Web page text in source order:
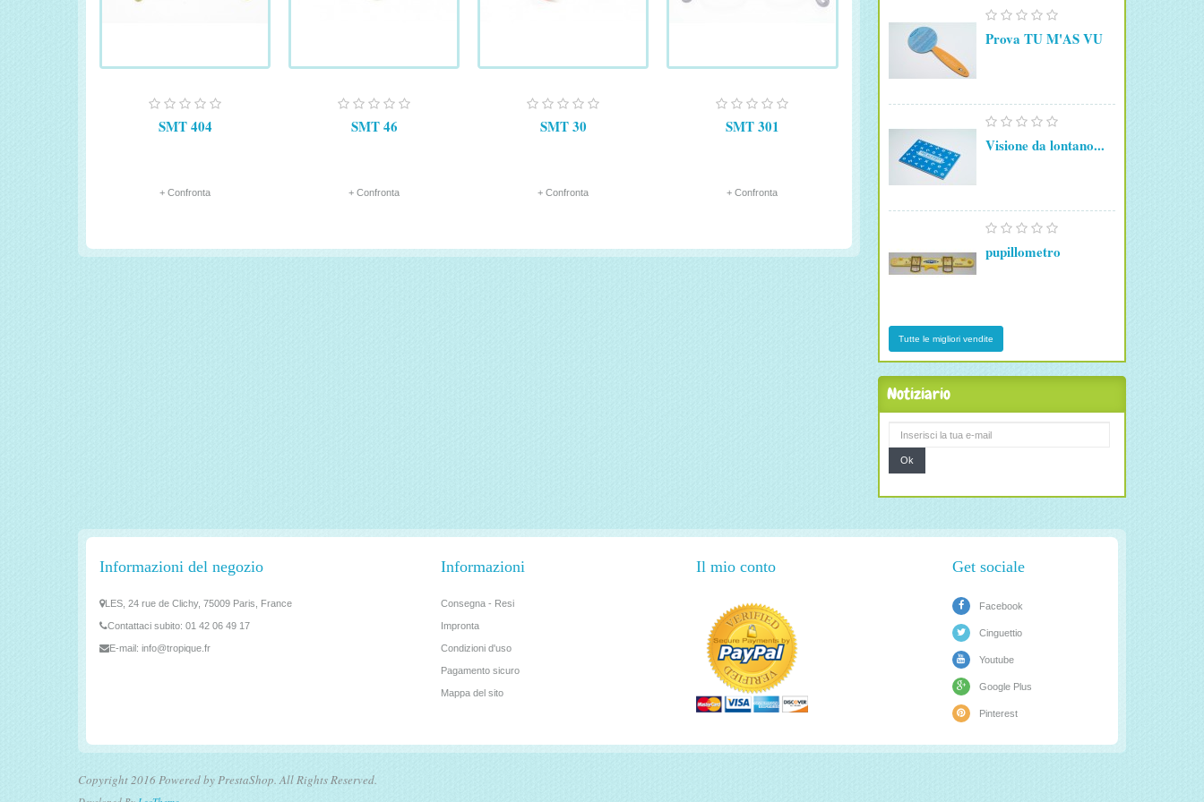
SMT 404
+ Confronta
SMT 46
+ Confronta
SMT 30
+ Confronta
SMT 301
+ Confronta
Prova TU M'AS VU
Visione da lontano...
pupillometro
Tutte le migliori vendite
Notiziario
Ok
Informazioni del negozio
LES, 24 rue de Clichy, 75009 Paris, France
Contattaci subito: 01 42 06 49 17
E-mail: info@tropique.fr
Informazioni
Consegna - Resi
Impronta
Condizioni d'uso
Pagamento sicuro
Mappa del sito
Il mio conto Get sociale
Facebook
Cinguettio
Youtube
Google Plus
Pinterest
Copyright 2016 Powered by PrestaShop. All Rights Reserved.